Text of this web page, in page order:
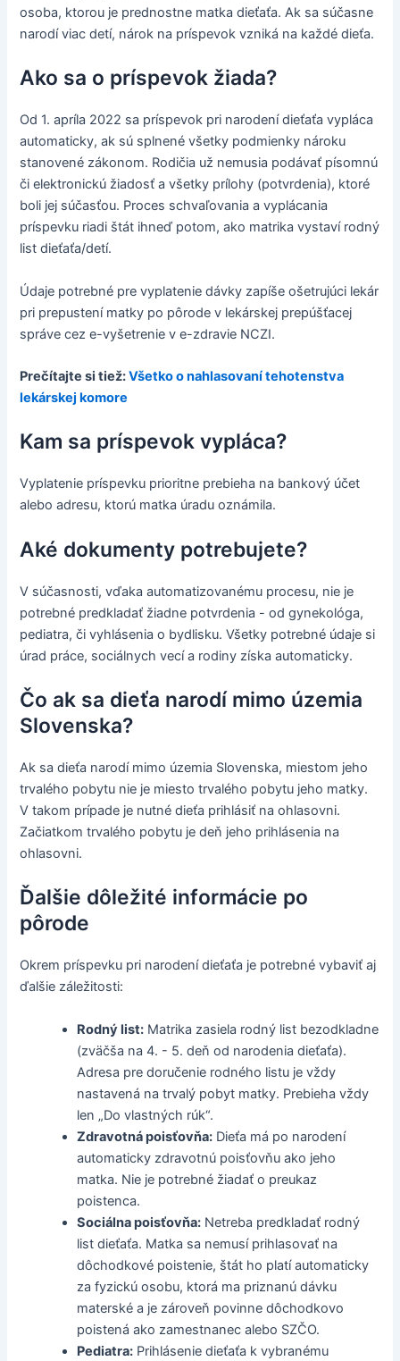
osoba, ktorou je prednostne matka dieťaťa. Ak sa súčasne
narodí viac detí, nárok na príspevok vzniká na každé dieťa.
Ako sa o príspevok žiada?
Od 1. apríla 2022 sa príspevok pri narodení dieťaťa vypláca
automaticky, ak sú splnené všetky podmienky nároku
stanovené zákonom. Rodičia už nemusia podávať písomnú
či elektronickú žiadosť a všetky prílohy (potvrdenia), ktoré
boli jej súčasťou. Proces schvaľovania a vyplácania
príspevku riadi štát ihneď potom, ako matrika vystaví rodný
list dieťaťa/detí.
Údaje potrebné pre vyplatenie dávky zapíše ošetrujúci lekár
pri prepustení matky po pôrode v lekárskej prepúšťacej
správe cez e-vyšetrenie v e-zdravie NCZI.
Prečítajte si tiež:Všetko o nahlasovaní tehotenstva
lekárskej komore
Kam sa príspevok vypláca?
Vyplatenie príspevku prioritne prebieha na bankový účet
alebo adresu, ktorú matka úradu oznámila.
Aké dokumenty potrebujete?
V súčasnosti, vďaka automatizovanému procesu, nie je
potrebné predkladať žiadne potvrdenia - od gynekológa,
pediatra, či vyhlásenia o bydlisku. Všetky potrebné údaje si
úrad práce, sociálnych vecí a rodiny získa automaticky.
Čo ak sa dieťa narodí mimo územia
Slovenska?
Ak sa dieťa narodí mimo územia Slovenska, miestom jeho
trvalého pobytu nie je miesto trvalého pobytu jeho matky.
V takom prípade je nutné dieťa prihlásiť na ohlasovni.
Začiatkom trvalého pobytu je deň jeho prihlásenia na
ohlasovni.
Ďalšie dôležité informácie po
pôrode
Okrem príspevku pri narodení dieťaťa je potrebné vybaviť aj
ďalšie záležitosti:
Rodný list: Matrika zasiela rodný list bezodkladne
(zväčša na 4. - 5. deň od narodenia dieťaťa).
Adresa pre doručenie rodného listu je vždy
nastavená na trvalý pobyt matky. Prebieha vždy
len „Do vlastných rúk“.
Zdravotná poisťovňa: Dieťa má po narodení
automaticky zdravotnú poisťovňu ako jeho
matka. Nie je potrebné žiadať o preukaz
poistenca.
Sociálna poisťovňa: Netreba predkladať rodný
list dieťaťa. Matka sa nemusí prihlasovať na
dôchodkové poistenie, štát ho platí automaticky
za fyzickú osobu, ktorá ma priznanú dávku
materské a je zároveň povinne dôchodkovo
poistená ako zamestnanec alebo SZČO.
Pediatra: Prihlásenie dieťaťa k vybranému